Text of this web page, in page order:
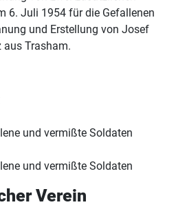
6. Juli 1954 für die Gefallenen
und Erstellung von Josef
aus Trasham.
und vermißte Soldaten
und vermißte Soldaten
Verein